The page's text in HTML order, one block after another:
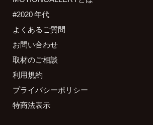
#2020 年代
よくあるご質問
お問い合わせ
取材のご相談
利用規約
プライバシーポリシー
特商法表示